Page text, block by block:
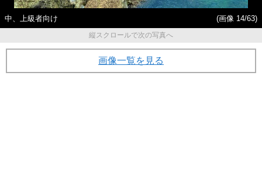
中、上級者向け
(画像 14/63)
縦スクロールで次の写真へ
画像一覧を見る